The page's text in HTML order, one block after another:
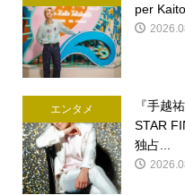
per
エンタメ
『手越
STAR
独占...